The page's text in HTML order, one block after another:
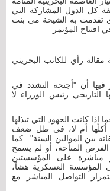
الآسيوية لعام 2014 بموافقة كل الدول المشاركة التي
الذي تقدمت به الشيخة مي بنت
المؤتمر
مقالة رأي للكاتب البحريني
فيها أن "أجنحة التشدد في
التاريخي رئيس الوزراء لا
كانت الجهود التي تبذلها
أكلها أم لا، في ظل ضعف
بين الموالين السنة" . كما
المتاحة، أو لم يسمح
مباشرة على المؤسستين
المؤسسة العسكرية هشاً،
التواصل المباشر مع